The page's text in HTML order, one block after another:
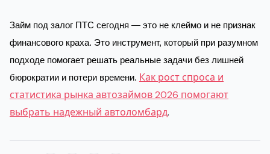
Займ под залог ПТС сегодня — это не клеймо и не признак
финансового краха. Это инструмент, который при разумном
подходе помогает решать реальные задачи без лишней
бюрократии и потери времени. Как рост спроса и
статистика рынка автозаймов 2026 помогают
выбрать надежный автоломбард.